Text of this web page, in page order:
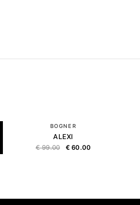
BOGNER
ALEXI
€99.00 € 60.00